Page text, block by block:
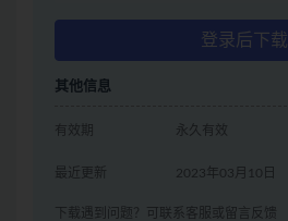
登录后下载
其他信息
有效期 永久有效
最近更新 2023年03月10日
下载遇到问题？可联系客服或留言反馈